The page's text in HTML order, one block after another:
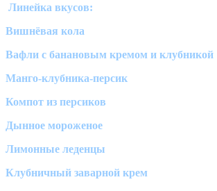
Линейка вкусов:
Вишнёвая кола
Вафли с банановым кремом и клубникой
Манго-клубника-персик
Компот из персиков
Дынное мороженое
Лимонные леденцы
Клубничный заварной крем